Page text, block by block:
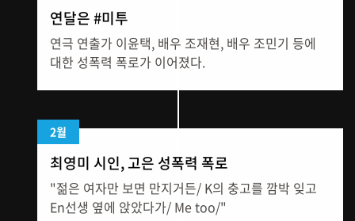
연달은 #미투
연극 연출가 이윤택, 배우 조재현, 배우 조민기 등에
대한 성폭력 폭로가 이어졌다.
2월
최영미 시인, 고은 성폭력 폭로
"젊은 여자만 보면 만지거든/ K의 충고를 깜박 잊고
En선생 옆에 앉았다가/ Me too/"